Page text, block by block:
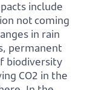
include
not coming
in rain
permanent
biodiversity
CO2 in the